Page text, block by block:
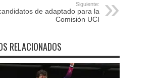
Siguiente:
de adaptado para la
Comisión UCI
RELACIONADOS